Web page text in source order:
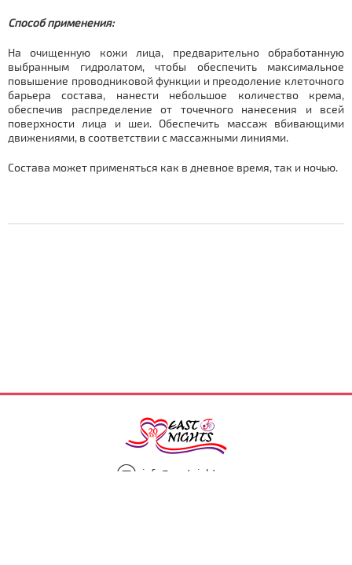
Способ применения:
На очищенную кожи лица, предварительно обработанную
выбранным гидролатом, чтобы обеспечить максимальное
повышение проводниковой функции и преодоление клеточного
барьера состава, нанести небольшое количество крема,
обеспечив распределение от точечного нанесения и всей
поверхности лица и шеи. Обеспечить массаж вбивающими
движениями, в соответствии с массажными линиями.
Состава может применяться как в дневное время, так и ночью.
info@eastnights.ru